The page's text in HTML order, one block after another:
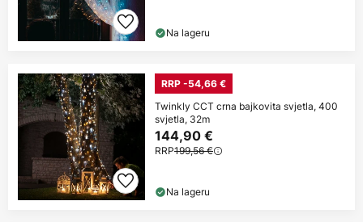
Na lageru
RRP -54,66 €
Twinkly CCT crna bajkovita svjetla, 400
svjetla, 32m
144,90 €
RRP199,56 €
Na lageru